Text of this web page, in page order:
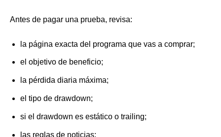
Antes de pagar una prueba, revisa:
la página exacta del programa que vas a comprar;
el objetivo de beneficio;
la pérdida diaria máxima;
el tipo de drawdown;
si el drawdown es estático o trailing;
las reglas de noticias;